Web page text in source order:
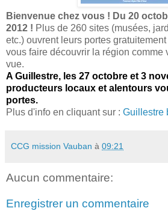
Bienvenue chez vous ! Du 20
2012 ! Plus de 260 sites (musées,
etc.) ouvrent leurs portes
vous faire découvrir la région comme
vue.
A Guillestre, les 27 octobre et 3
producteurs locaux et alentours
portes.
Plus d'info en cliquant sur : Guillestre
CCG mission Vauban à 09:21
Aucun commentaire:
Enregistrer un commentaire